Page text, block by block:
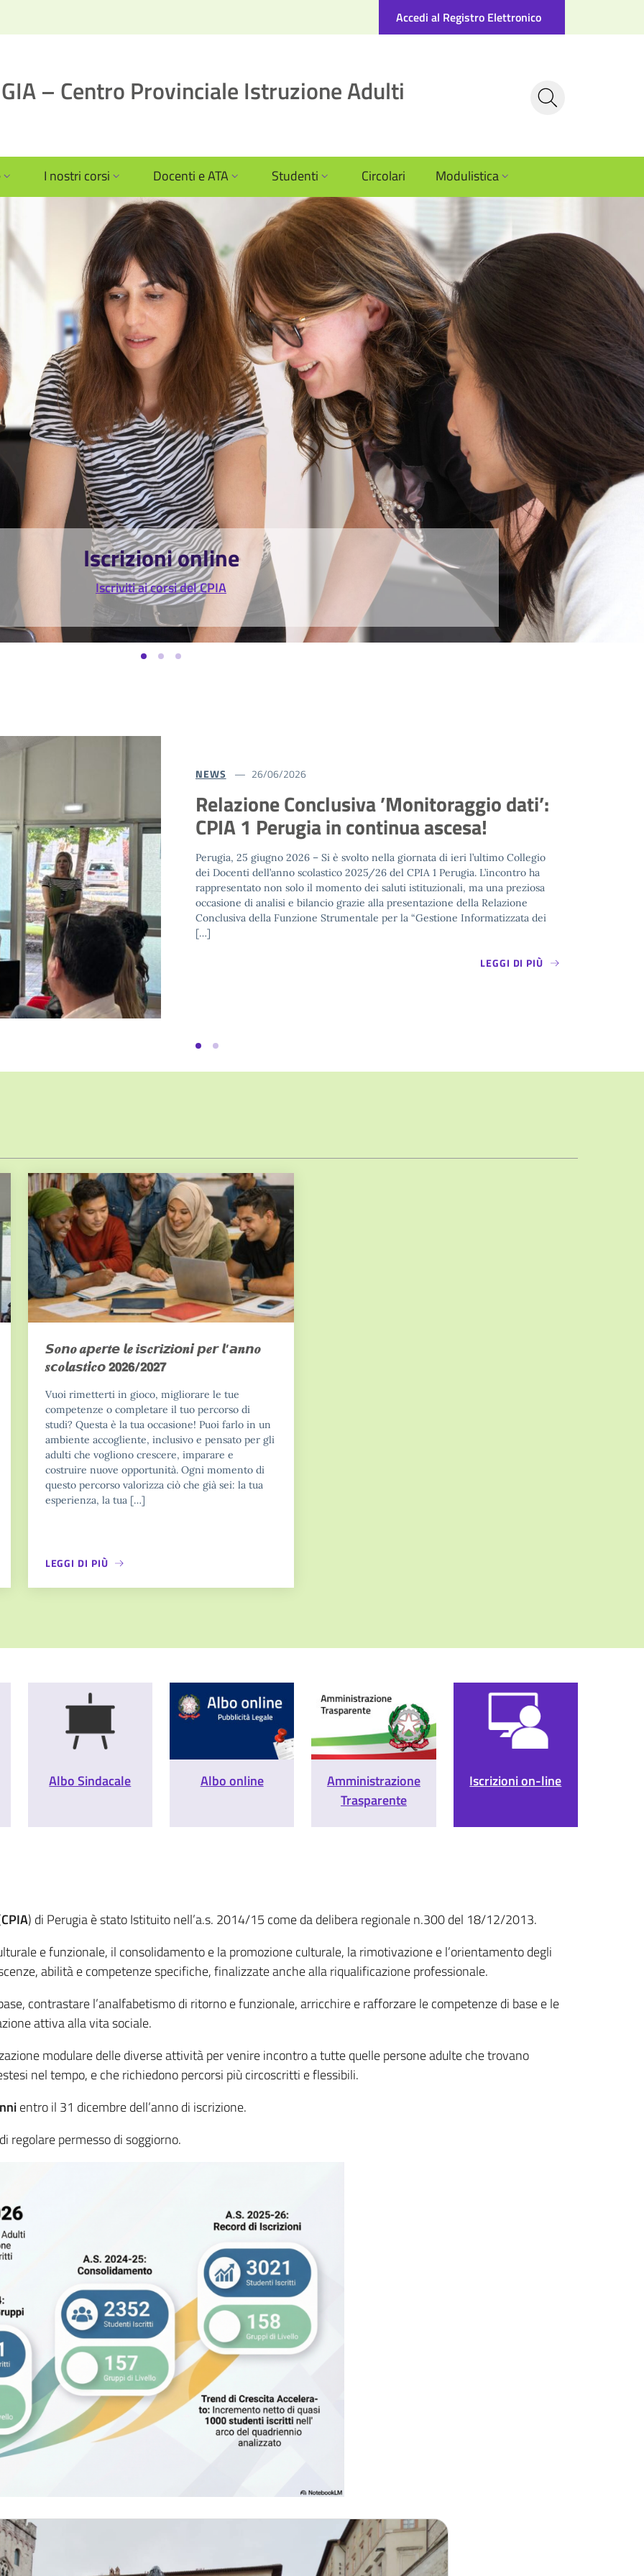
Accedi al Registro Elettronico
– Centro Provinciale Istruzione Adulti
I nostri corsi Docenti e ATA Studenti Circolari Modulistica
Iscrizioni online
Iscriviti ai corsi del CPIA
NEWS 20/04/2026
𝙎𝒐𝙣𝒐 𝒂𝙥𝒆𝙧𝒕𝙚 𝙡𝒆 𝒊𝙨𝒄𝙧𝒊𝙯𝒊𝙤𝒏𝙞 𝙥𝒆𝙧 𝙡’𝙖𝒏𝙣𝒐
𝒔𝙘𝒐𝙡𝒂𝙨𝒕𝙞𝒄𝙤 𝟮𝟬𝟮𝟲/𝟮𝟬𝟮𝟳
Vuoi rimetterti in gioco, migliorare le tue competenze o completare il tuo
percorso di studi? Questa è la tua occasione! Puoi farlo in un ambiente
accogliente, inclusivo e pensato per gli adulti che vogliono crescere, imparare
e costruire nuove opportunità. Ogni momento di questo percorso valorizza
ciò che già sei: la tua esperienza, la tua […]
𝙎𝒐𝙣𝒐 𝒂𝙥𝒆𝙧𝒕𝙚 𝙡𝒆 𝒊𝙨𝒄𝙧𝒊𝙯𝒊𝙤𝒏𝙞 𝙥𝒆𝙧 𝙡’𝙖𝒏𝙣𝒐
𝒔𝙘𝒐𝙡𝒂𝙨𝒕𝙞𝒄𝙤 𝟮𝟬𝟮𝟲/𝟮𝟬𝟮𝟳
Vuoi rimetterti in gioco, migliorare le tue
competenze o completare il tuo percorso di
studi? Questa è la tua occasione! Puoi farlo in un
ambiente accogliente, inclusivo e pensato per gli
adulti che vogliono crescere, imparare e
costruire nuove opportunità. Ogni momento di
questo percorso valorizza ciò che già sei: la tua
esperienza, la tua […]
LEGGI DI PIÙ
Albo Sindacale Albo online
Amministrazione
Trasparente
Iscrizioni on-line
CPIA) di Perugia è stato Istituito nell’a.s. 2014/15 come da delibera regionale n.300 del 18/12/2013.
e funzionale, il consolidamento e la promozione culturale, la rimotivazione e l’orientamento degli
abilità e competenze specifiche, finalizzate anche alla riqualificazione professionale.
contrastare l’analfabetismo di ritorno e funzionale, arricchire e rafforzare le competenze di base e le
attiva alla vita sociale.
modulare delle diverse attività per venire incontro a tutte quelle persone adulte che trovano
nel tempo, e che richiedono percorsi più circoscritti e flessibili.
entro il 31 dicembre dell’anno di iscrizione.
regolare permesso di soggiorno.